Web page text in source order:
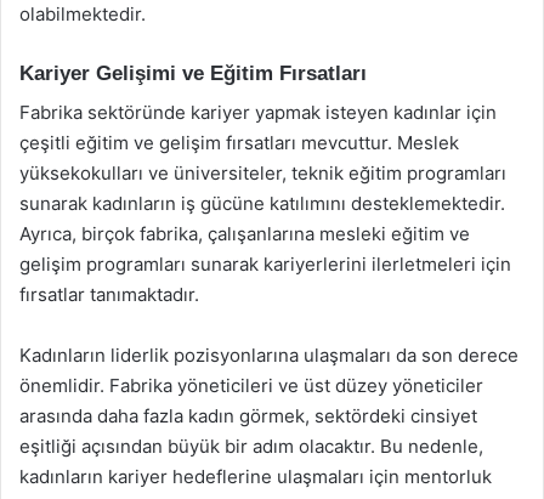
olabilmektedir.
Kariyer Gelişimi ve Eğitim Fırsatları
Fabrika sektöründe kariyer yapmak isteyen kadınlar için
çeşitli eğitim ve gelişim fırsatları mevcuttur. Meslek
yüksekokulları ve üniversiteler, teknik eğitim programları
sunarak kadınların iş gücüne katılımını desteklemektedir.
Ayrıca, birçok fabrika, çalışanlarına mesleki eğitim ve
gelişim programları sunarak kariyerlerini ilerletmeleri için
fırsatlar tanımaktadır.
Kadınların liderlik pozisyonlarına ulaşmaları da son derece
önemlidir. Fabrika yöneticileri ve üst düzey yöneticiler
arasında daha fazla kadın görmek, sektördeki cinsiyet
eşitliği açısından büyük bir adım olacaktır. Bu nedenle,
kadınların kariyer hedeflerine ulaşmaları için mentorluk